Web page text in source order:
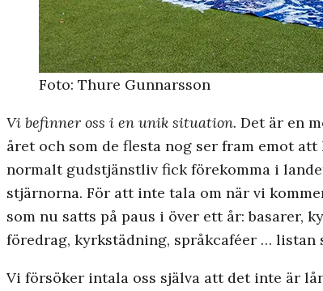
Foto: Thure Gunnarsson
Vi befinner oss i en unik situation. Det är en
året och som de flesta nog ser fram emot
normalt gudstjänstliv fick förekomma i
stjärnorna. För att inte tala om när vi
som nu satts på paus i över ett år: basarer,
föredrag, kyrkstädning, språkcaféer … listan
Vi försöker intala oss själva att det inte är